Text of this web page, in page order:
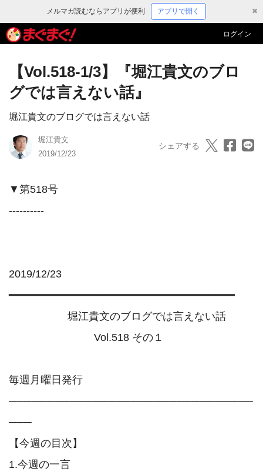
メルマガ読むならアプリが便利 アプリで開く ✖
ログイン
【Vol.518-1/3】『堀江貴文のブロ
グでは言えない話』
堀江貴文のブログでは言えない話
堀江貴文
2019/12/23
シェアする
▼第518号
----------
2019/12/23
━━━━━━━━━━━━━━━━━━━━━━━━━━━━━━━━━━━
毎週月曜日発行
────────────────────────────────
───
【今週の目次】
1.今週の一言